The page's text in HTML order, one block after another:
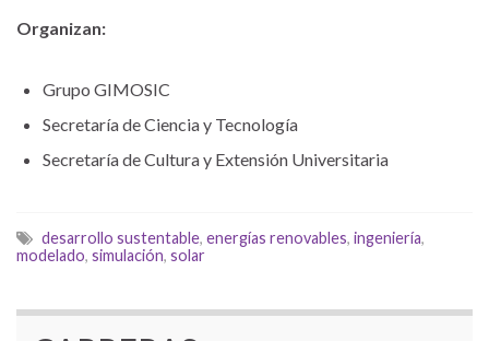
Organizan:
Grupo GIMOSIC
Secretaría de Ciencia y Tecnología
Secretaría de Cultura y Extensión Universitaria
desarrollo sustentable, energías renovables, ingeniería,
modelado, simulación, solar